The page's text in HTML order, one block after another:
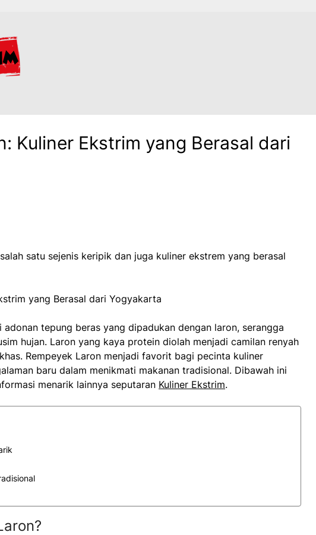
Kuliner Ekstrim yang Berasal dari
satu sejenis keripik dan juga kuliner ekstrem yang berasal
tepung beras yang dipadukan dengan laron, serangga
hujan. Laron yang kaya protein diolah menjadi camilan renyah
Rempeyek Laron menjadi favorit bagi pecinta kuliner
baru dalam menikmati makanan tradisional. Dibawah ini
menarik lainnya seputaran Kuliner Ekstrim.